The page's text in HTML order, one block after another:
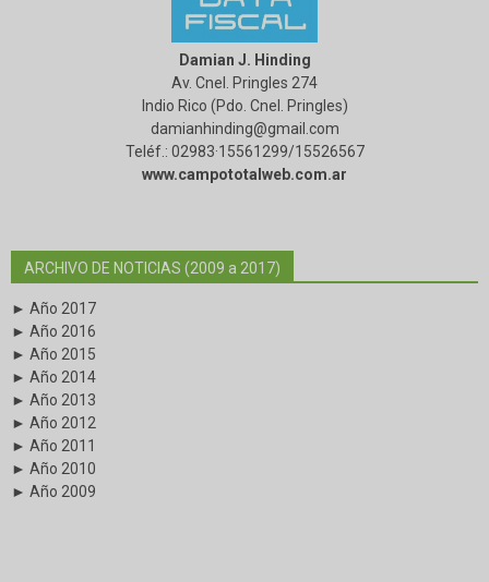
Damian J. Hinding
Av. Cnel. Pringles 274
Indio Rico (Pdo. Cnel. Pringles)
damianhinding@gmail.com
Teléf.: 02983·15561299/15526567
www.campototalweb.com.ar
ARCHIVO DE NOTICIAS (2009 a 2017)
► Año 2017
► Año 2016
► Año 2015
► Año 2014
► Año 2013
► Año 2012
► Año 2011
► Año 2010
► Año 2009